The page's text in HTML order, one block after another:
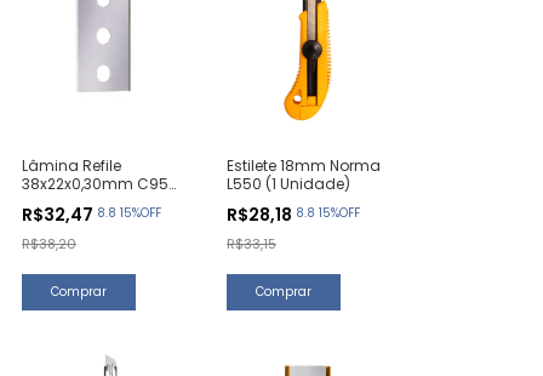
Lâmina Refile
38x22x0,30mm C95
R$32,47 8.8 15%OFF
R$38,20
Estilete 18mm Norma
L550 (1 Unidade)
R$28,18 8.8 15%OFF
R$33,15